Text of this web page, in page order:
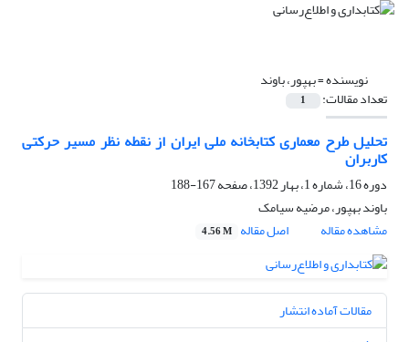
نویسنده =بهپور، باوند
تعداد مقالات: 1
تحلیل طرح معماری کتابخانه ملی ایران از نقطه نظر مسیر حرکتی
کاربران
دوره 16، شماره 1، بهار 1392، صفحه
167-188
باوند بهپور، مرضیه سیامک
مشاهده مقاله
اصل مقاله 4.56 M
مقالات آماده انتشار